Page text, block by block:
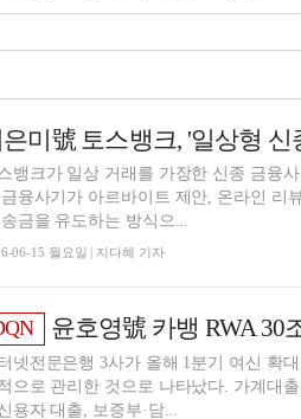
뱅크가 일상 거래를 가장한 신종 금융
융사기가 아르바이트 제안, 온라인 리
금을 유도하는 방식으...
06-15 월요일 | 지다혜 기자
윤호영號 카뱅 RWA 30조 돌파···
넷전문은행 3사가 올해 1분기 여신 확
으로 관리한 것으로 나타났다. 가계대
용자 대출, 보증부·담...